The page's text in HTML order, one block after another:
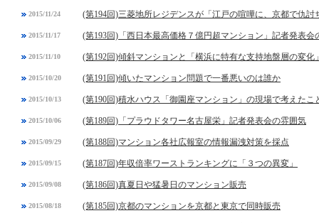
2015/11/24 (第194回)三菱地所レジデンスが「江戸の喧嘩に、京都で仇討
2015/11/17 (第193回)「西日本最高価格７億円超マンション」記者発表会
2015/11/10 (第192回)傾斜マンションと「横浜に特有な支持地盤層の変化
2015/10/20 (第191回)傾いたマンション問題で一番悪いのは誰か
2015/10/13 (第190回)積水ハウス「御園座マンション」の現場で考えたこ
2015/10/06 (第189回)「プラウドタワー名古屋栄」記者発表会の雰囲気
2015/09/29 (第188回)マンション各社広報室の情報漏洩対策を採点
2015/09/15 (第187回)年収倍率ワーストランキングに「３つの異変」
2015/09/08 (第186回)真夏日や猛暑日のマンション販売
2015/08/18 (第185回)京都のマンションを京都と東京で同時販売